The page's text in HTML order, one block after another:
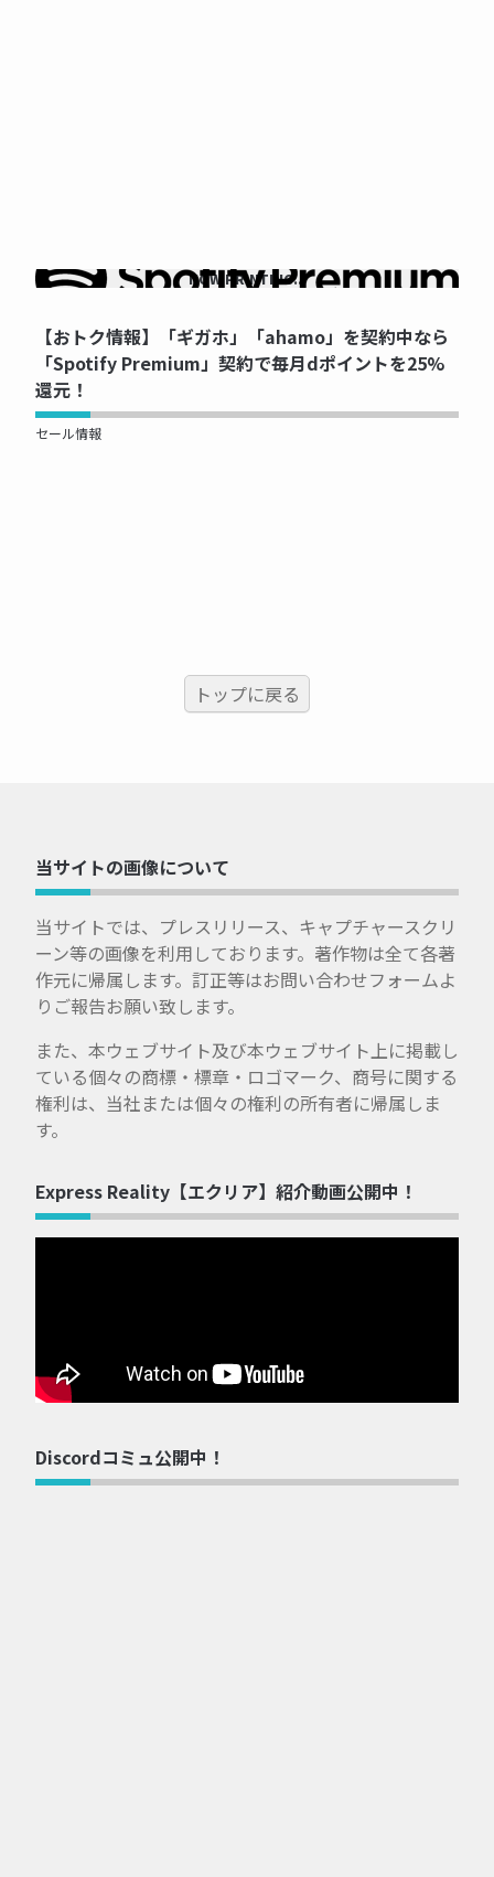
NOW PRINTING...
【おトク情報】「ギガホ」「ahamo」を契約中なら
「Spotify Premium」契約で毎月dポイントを25%
還元！
セール情報
トップに戻る
当サイトの画像について
当サイトでは、プレスリリース、キャプチャースクリ
ーン等の画像を利用しております。著作物は全て各著
作元に帰属します。訂正等はお問い合わせフォームよ
りご報告お願い致します。
また、本ウェブサイト及び本ウェブサイト上に掲載し
ている個々の商標・標章・ロゴマーク、商号に関する
権利は、当社または個々の権利の所有者に帰属しま
す。
Express Reality【エクリア】紹介動画公開中！
Discordコミュ公開中！